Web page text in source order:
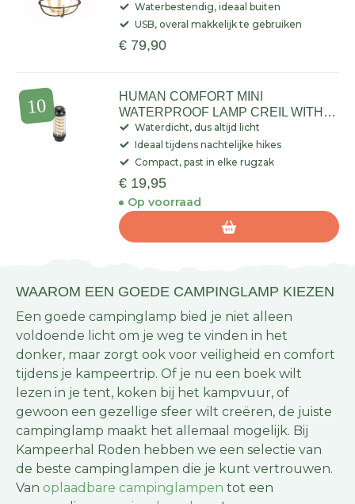
Waterbestendig, ideaal buiten
USB, overal makkelijk te gebruiken
€ 79,90
HUMAN COMFORT MINI
WATERPROOF LAMP CREIL WITH
STAND AND CARABINER
Waterdicht, dus altijd licht
Ideaal tijdens nachtelijke hikes
Compact, past in elke rugzak
€ 19,95
Op voorraad
WAAROM EEN GOEDE CAMPINGLAMP KIEZEN
Een goede campinglamp bied je niet alleen
voldoende licht om je weg te vinden in het
donker, maar zorgt ook voor veiligheid en comfort
tijdens je kampeertrip. Of je nu een boek wilt
lezen in je tent, koken bij het kampvuur, of
gewoon een gezellige sfeer wilt creëren, de juiste
campinglamp maakt het allemaal mogelijk. Bij
Kampeerhal Roden hebben we een selectie van
de beste campinglampen die je kunt vertrouwen.
Van oplaadbare campinglampen tot een